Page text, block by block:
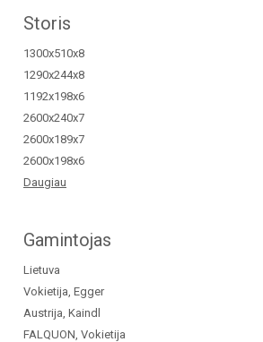
Storis
1300x510x8
1290x244x8
1192x198x6
2600x240x7
2600x189x7
2600x198x6
Daugiau
Gamintojas
Lietuva
Vokietija, Egger
Austrija, Kaindl
FALQUON, Vokietija